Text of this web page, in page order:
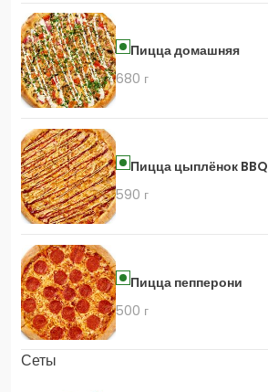
Пицца домашняя
680 г
Пицца цыплёнок BBQ
590 г
Пицца пепперони
500 г
Сеты